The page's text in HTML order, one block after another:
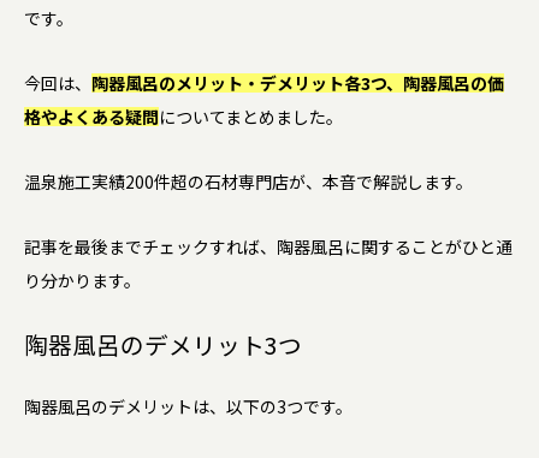
です。
今回は、 陶器風呂のメリット・デメリット各3つ、陶器風呂の価
格やよくある疑問についてまとめました。
温泉施工実績200件超の石材専門店が、本音で解説します。
記事を最後までチェックすれば、陶器風呂に関することがひと通
り分かります。
陶器風呂のデメリット3つ
陶器風呂のデメリットは、以下の3つです。